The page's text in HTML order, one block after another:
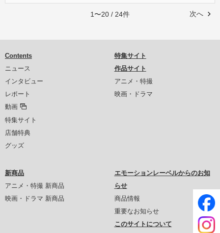
次へ
1〜20 / 24件
Contents
ニュース
インタビュー
レポート
動画
特集サイト
店舗特典
グッズ
特集サイト
作品サイト
アニメ・特撮
映画・ドラマ
新商品
アニメ・特撮 新商品
映画・ドラマ 新商品
エモーションレーベルからのお知
らせ
商品情報
重要なお知らせ
このサイトについて